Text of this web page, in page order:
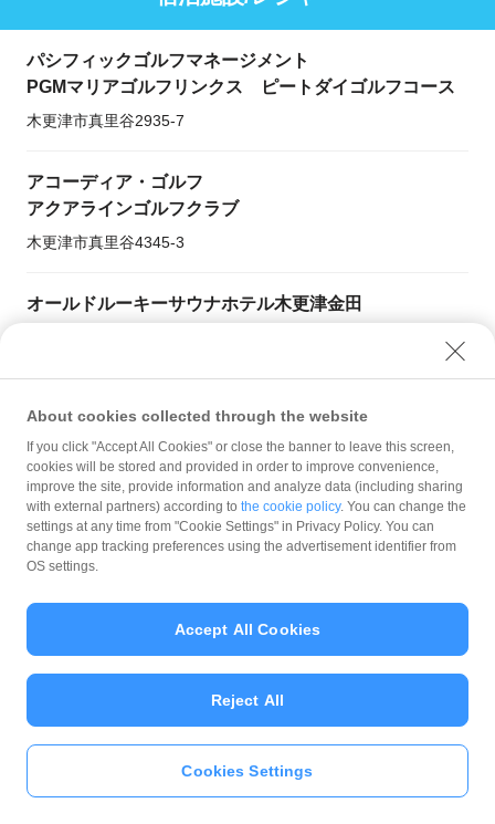
パシフィックゴルフマネージメント
PGMマリアゴルフリンクス ピートダイゴルフコース
木更津市真里谷2935-7
アコーディア・ゴルフ
アクアラインゴルフクラブ
木更津市真里谷4345-3
オールドルーキーサウナホテル木更津金田
注意事項
ふるさと納税の返礼品におけるPayPay商品券は「利用
可能加盟店」に記載の加盟店でのサービスのご利用お
よび地場産品の商品のお支払いでのみご利用いただけ
払いにご利用できます。また、都道府県をまたいで複
数展開している宿泊施設（チェーン店）でご利用され
記載の有効期限をご確認の上、有効期限内にご利用く
お支払いでのご利用時は「支払い方法」の選択をした
のちに、バーコードを見せる、支払い金額を入力する
PayPayアプリをダウンロ
ード＞＞
About cookies collected through the website
If you click "Accept All Cookies" or close the banner to leave this screen,
cookies will be stored and provided in order to improve convenience,
improve the site, provide information and analyze data (including sharing
with external partners) according to the cookie policy. You can change the
settings at any time from "Cookie Settings" in Privacy Policy. You can
change app tracking preferences using the advertisement identifier from
OS settings.
Cookies Settings
Reject All
Accept All Cookies